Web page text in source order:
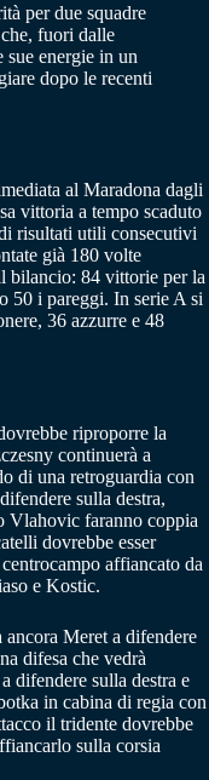
per due squadre
che, fuori dalle
sue energie in un
dopo le recenti
al Maradona dagli
vittoria a tempo scaduto
risultati utili consecutivi
già 180 volte
bilancio: 84 vittorie per la
50 i pareggi. In serie A si
36 azzurre e 48
riproporre la
continuerà a
di una retroguardia con
sulla destra,
Vlahovic faranno coppia
dovrebbe esser
affiancato da
e Kostic.
Meret a difendere
difesa che vedrà
difendere sulla destra e
in cabina di regia con
il tridente dovrebbe
sulla corsia